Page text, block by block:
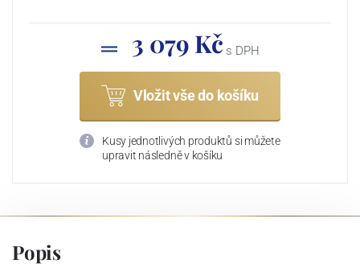
3 079 Kč s DPH
Vložit vše do košíku
Kusy jednotlivých produktů si můžete
upravit následně v košíku
Popis